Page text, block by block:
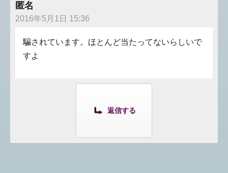
匿名
2016年5月1日 15:36
騙されています。ほとんど当たってないらしいで
すよ
返信する